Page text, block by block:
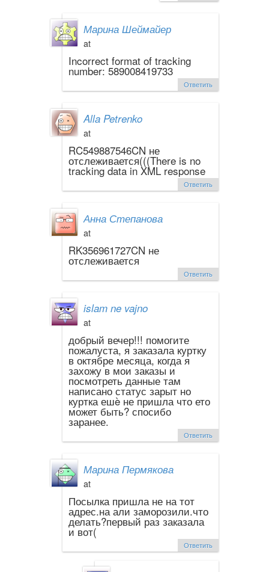
Марина Шеймайер
at
Incorrect format of tracking
number: 589008419733
Ответить
Alla Petrenko
at
RC549887546CN не
отслеживается(((There is no
tracking data in XML response
Ответить
Анна Степанова
at
RK356961727CN не
отслеживается
Ответить
islam ne vajno
at
добрый вечер!!! помогите
пожалуста, я заказала куртку
в октябре месяца, когда я
захожу в мои заказы и
посмотреть данные там
написано статус зарыт но
куртка ешè не пришла что ето
может быть? спосибо
заранее.
Ответить
Марина Пермякова
at
Посылка пришла не на тот
адрес.на али заморозили.что
делать?первый раз заказала
и вот(
Ответить